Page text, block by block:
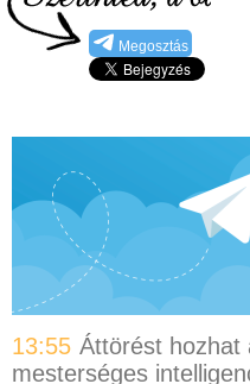
Megosztás
13:55 Áttörést hozhat
mesterséges